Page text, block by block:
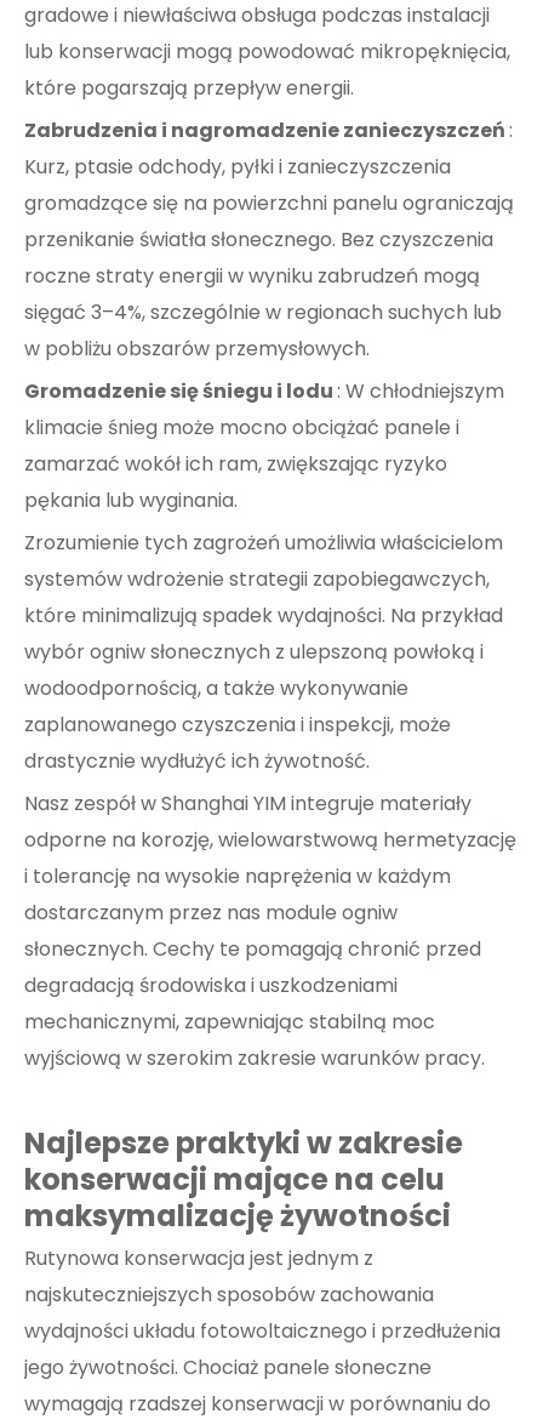
gradowe i niewłaściwa obsługa podczas instalacji
lub konserwacji mogą powodować mikropęknięcia,
które pogarszają przepływ energii.
Zabrudzenia i nagromadzenie zanieczyszczeń:
Kurz, ptasie odchody, pyłki i zanieczyszczenia
gromadzące się na powierzchni panelu ograniczają
przenikanie światła słonecznego. Bez czyszczenia
roczne straty energii w wyniku zabrudzeń mogą
sięgać 3–4%, szczególnie w regionach suchych lub
w pobliżu obszarów przemysłowych.
Gromadzenie się śniegu i lodu: W chłodniejszym
klimacie śnieg może mocno obciążać panele i
zamarzać wokół ich ram, zwiększając ryzyko
pękania lub wyginania.
Zrozumienie tych zagrożeń umożliwia właścicielom
systemów wdrożenie strategii zapobiegawczych,
które minimalizują spadek wydajności. Na przykład
wybór ogniw słonecznych z ulepszoną powłoką i
wodoodpornością, a także wykonywanie
zaplanowanego czyszczenia i inspekcji, może
drastycznie wydłużyć ich żywotność.
Nasz zespół w Shanghai YIM integruje materiały
odporne na korozję, wielowarstwową hermetyzację
i tolerancję na wysokie naprężenia w każdym
dostarczanym przez nas module ogniw
słonecznych. Cechy te pomagają chronić przed
degradacją środowiska i uszkodzeniami
mechanicznymi, zapewniając stabilną moc
wyjściową w szerokim zakresie warunków pracy.
Najlepsze praktyki w zakresie
konserwacji mające na celu
maksymalizację żywotności
Rutynowa konserwacja jest jednym z
najskuteczniejszych sposobów zachowania
wydajności układu fotowoltaicznego i przedłużenia
jego żywotności. Chociaż panele słoneczne
wymagają rzadszej konserwacji w porównaniu do